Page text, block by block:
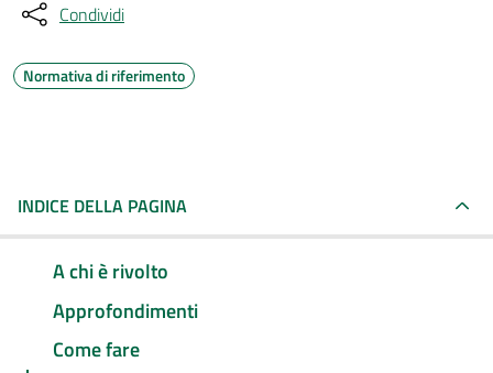
Condividi
Normativa di riferimento
INDICE DELLA PAGINA
A chi è rivolto
Approfondimenti
Come fare